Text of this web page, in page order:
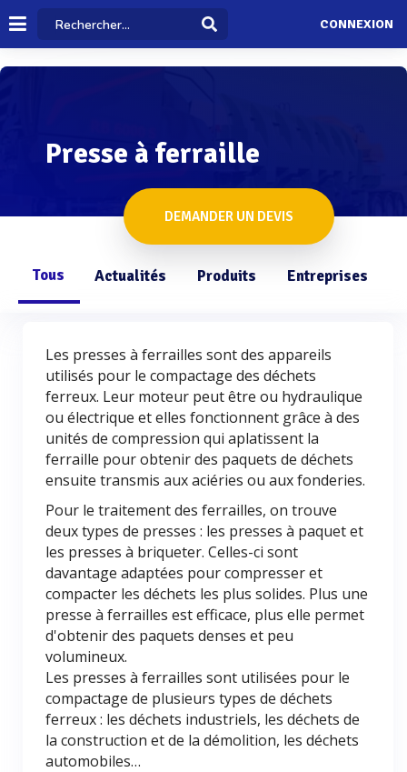
CONNEXION
Presse à ferraille
DEMANDER UN DEVIS
Tous Actualités Produits Entreprises
Les presses à ferrailles sont des appareils
utilisés pour le compactage des déchets
ferreux. Leur moteur peut être ou hydraulique
ou électrique et elles fonctionnent grâce à des
unités de compression qui aplatissent la
ferraille pour obtenir des paquets de déchets
ensuite transmis aux aciéries ou aux fonderies.
Pour le traitement des ferrailles, on trouve
deux types de presses : les presses à paquet et
les presses à briqueter. Celles-ci sont
davantage adaptées pour compresser et
compacter les déchets les plus solides. Plus une
presse à ferrailles est efficace, plus elle permet
d'obtenir des paquets denses et peu
volumineux.
Les presses à ferrailles sont utilisées pour le
compactage de plusieurs types de déchets
ferreux : les déchets industriels, les déchets de
la construction et de la démolition, les déchets
automobiles…